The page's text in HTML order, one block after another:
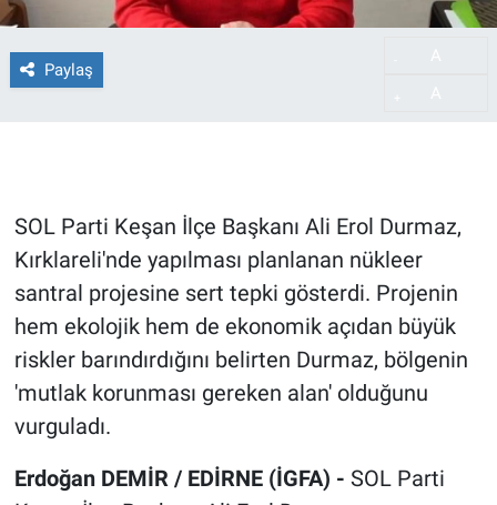
Paylaş
SOL Parti Keşan İlçe Başkanı Ali Erol Durmaz,
Kırklareli'nde yapılması planlanan nükleer
santral projesine sert tepki gösterdi. Projenin
hem ekolojik hem de ekonomik açıdan büyük
riskler barındırdığını belirten Durmaz, bölgenin
'mutlak korunması gereken alan' olduğunu
vurguladı.
Erdoğan DEMİR / EDİRNE (İGFA) - SOL Parti